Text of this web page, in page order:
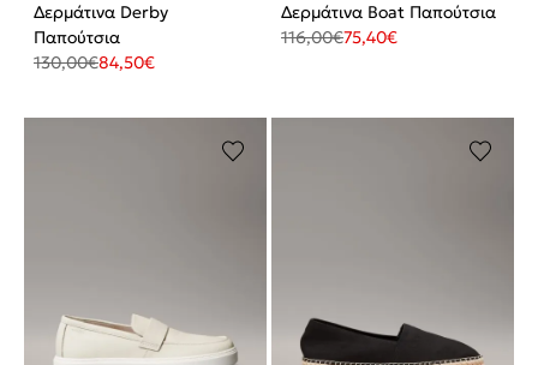
Δερμάτινα Derby
Παπούτσια
130,00€84,50€
Δερμάτινα Boat Παπούτσια
116,00€75,40€